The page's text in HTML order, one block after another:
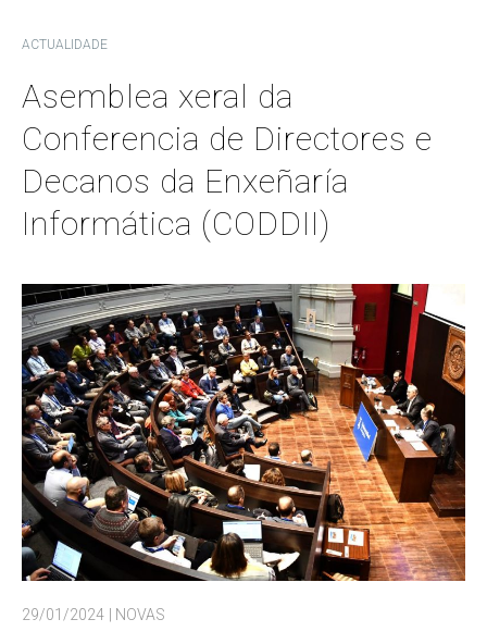
ACTUALIDADE
Asemblea xeral da
Conferencia de Directores e
Decanos da Enxeñaría
Informática (CODDII)
29/01/2024 | NOVAS